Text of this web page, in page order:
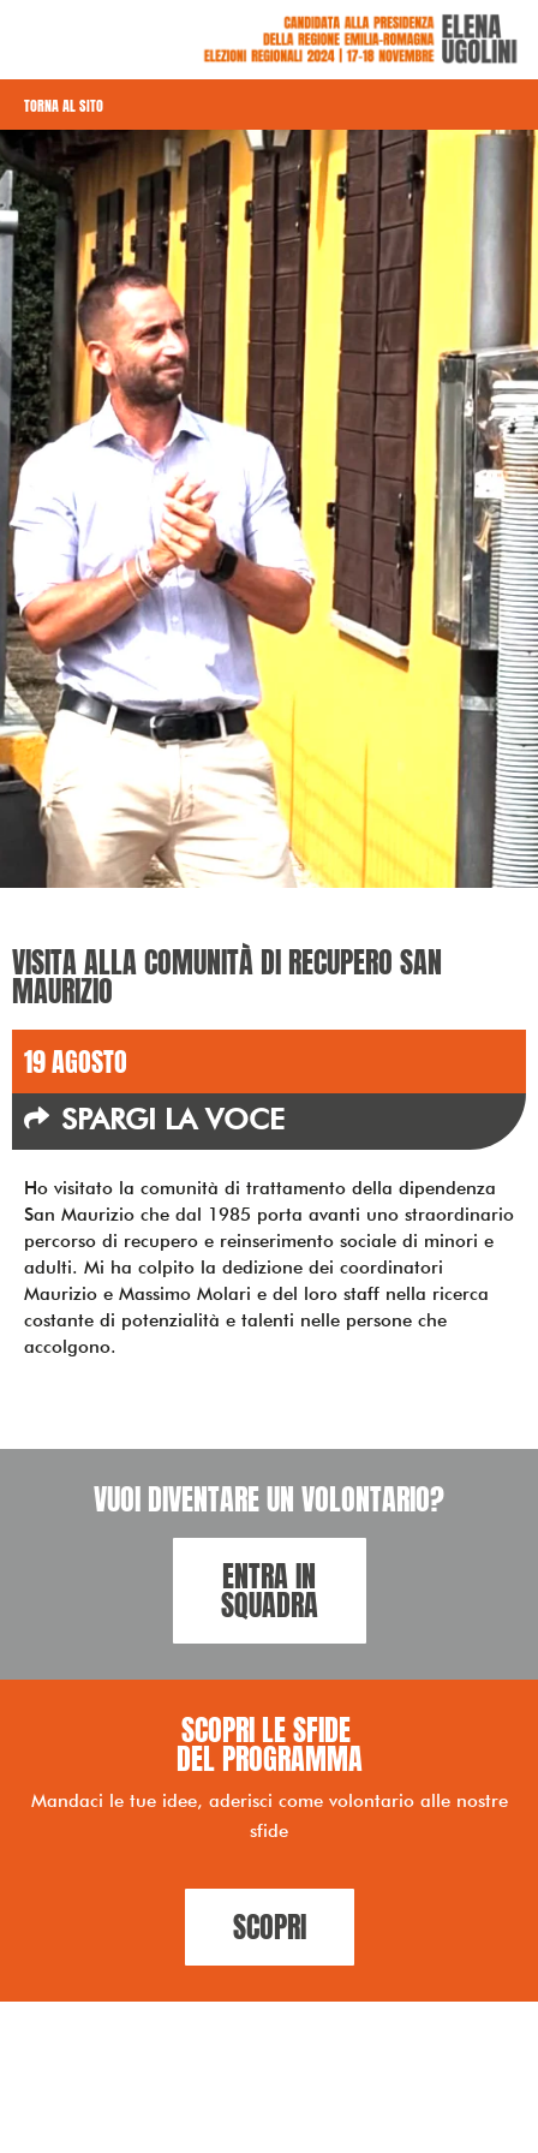
TORNA AL SITO
VISITA ALLA COMUNITÀ DI RECUPERO SAN
MAURIZIO
19 AGOSTO
SPARGI LA VOCE
Ho visitato la comunità di trattamento della dipendenza
San Maurizio che dal 1985 porta avanti uno straordinario
percorso di recupero e reinserimento sociale di minori e
adulti. Mi ha colpito la dedizione dei coordinatori
Maurizio e Massimo Molari e del loro staff nella ricerca
costante di potenzialità e talenti nelle persone che
accolgono.
VUOI DIVENTARE UN VOLONTARIO?
ENTRA IN
SQUADRA
SCOPRI LE SFIDE ​
DEL PROGRAMMA
Mandaci le tue idee, aderisci come volontario alle nostre
sfide
SCOPRI